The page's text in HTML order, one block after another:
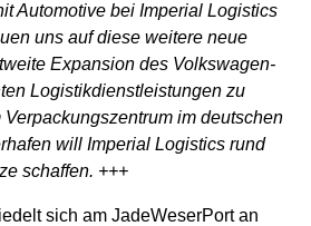
Automotive bei Imperial Logistics
uns auf diese weitere neue
Expansion des Volkswagen-
Logistikdienstleistungen zu
Verpackungszentrum im deutschen
will Imperial Logistics rund
schaffen. +++
sich am JadeWeserPort an